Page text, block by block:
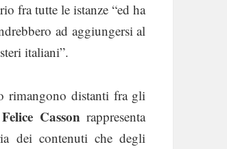
fra tutte le istanze “ed ha
ad aggiungersi al
italiani”.
rimangono distanti fra gli
Felice Cassonrappresenta
dei contenuti che degli